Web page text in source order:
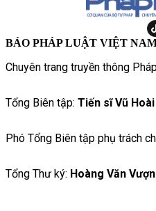
BÁO PHÁP LUẬT VIỆT
Chuyên trang truyền thông
Tổng Biên tập: Tiến sĩ Vũ
Phó Tổng Biên tập phụ trách
Tổng Thư ký: Hoàng Văn